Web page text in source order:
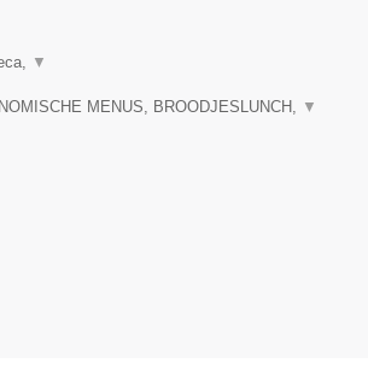
▼
MENUS, BROODJESLUNCH, ▼